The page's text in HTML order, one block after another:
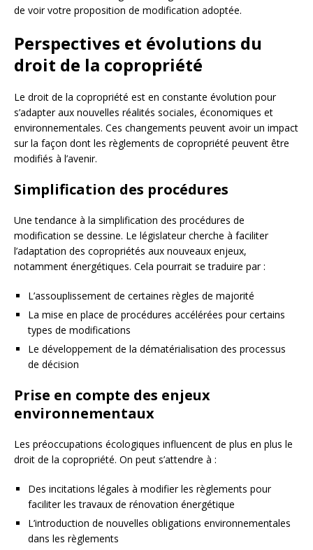
de voir votre proposition de modification adoptée.
Perspectives et évolutions du
droit de la copropriété
Le droit de la copropriété est en constante évolution pour
s’adapter aux nouvelles réalités sociales, économiques et
environnementales. Ces changements peuvent avoir un impact
sur la façon dont les règlements de copropriété peuvent être
modifiés à l’avenir.
Simplification des procédures
Une tendance à la simplification des procédures de
modification se dessine. Le législateur cherche à faciliter
l’adaptation des copropriétés aux nouveaux enjeux,
notamment énergétiques. Cela pourrait se traduire par :
L’assouplissement de certaines règles de majorité
La mise en place de procédures accélérées pour certains
types de modifications
Le développement de la dématérialisation des processus
de décision
Prise en compte des enjeux
environnementaux
Les préoccupations écologiques influencent de plus en plus le
droit de la copropriété. On peut s’attendre à :
Des incitations légales à modifier les règlements pour
faciliter les travaux de rénovation énergétique
L’introduction de nouvelles obligations environnementales
dans les règlements